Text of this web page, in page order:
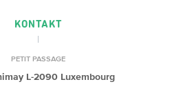
KONTAKT
PETIT PASSAGE
L-2090 Luxembourg